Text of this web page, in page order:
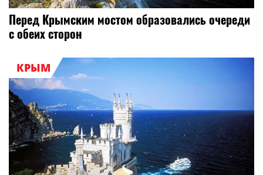
Перед Крымским мостом образовались очереди
с обеих сторон
КРЫМ